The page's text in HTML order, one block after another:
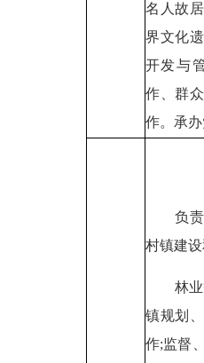
名人故
界文化
开发与
作、群
作。承办
负责宣
村镇建设
林业等
镇规划
作;监督